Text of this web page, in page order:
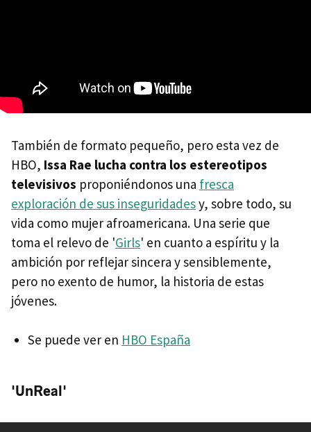
También de formato pequeño, pero esta vez de
HBO, Issa Rae lucha contra los estereotipos
televisivos proponiéndonos una fresca
exploración de sus inseguridadesy, sobre todo, su
vida como mujer afroamericana. Una serie que
toma el relevo de 'Girls' en cuanto a espíritu y la
ambición por reflejar sincera y sensiblemente,
pero no exento de humor, la historia de estas
jóvenes.
Se puede ver en HBO España
'UnReal'